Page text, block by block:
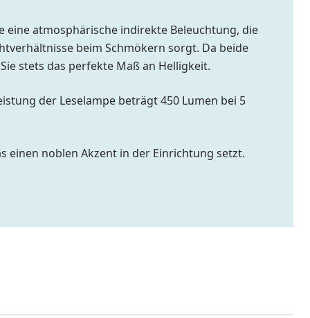
eine atmosphärische indirekte Beleuchtung, die
beim Schmökern sorgt. Da beide
stets das perfekte Maß an Helligkeit.
der Leselampe beträgt 450 Lumen bei 5
einen noblen Akzent in der Einrichtung setzt.